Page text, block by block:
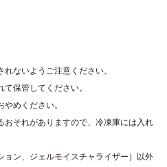
ないようご注意ください。
保管してください。
めください。
それがありますので、冷凍庫には入れ
ン、ジェルモイスチャライザー）以外